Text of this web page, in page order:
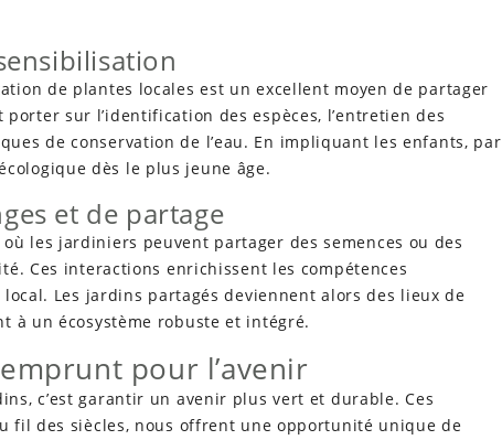
de plantes locales est un excellent moyen de partager
porter sur l’identification des espèces, l’entretien des
de conservation de l’eau. En impliquant les enfants, par
dès le plus jeune âge.
et de partage
où les jardiniers peuvent partager des semences ou des
Ces interactions enrichissent les compétences
Les jardins partagés deviennent alors des lieux de
à un écosystème robuste et intégré.
pour l’avenir
c’est garantir un avenir plus vert et durable. Ces
fil des siècles, nous offrent une opportunité unique de